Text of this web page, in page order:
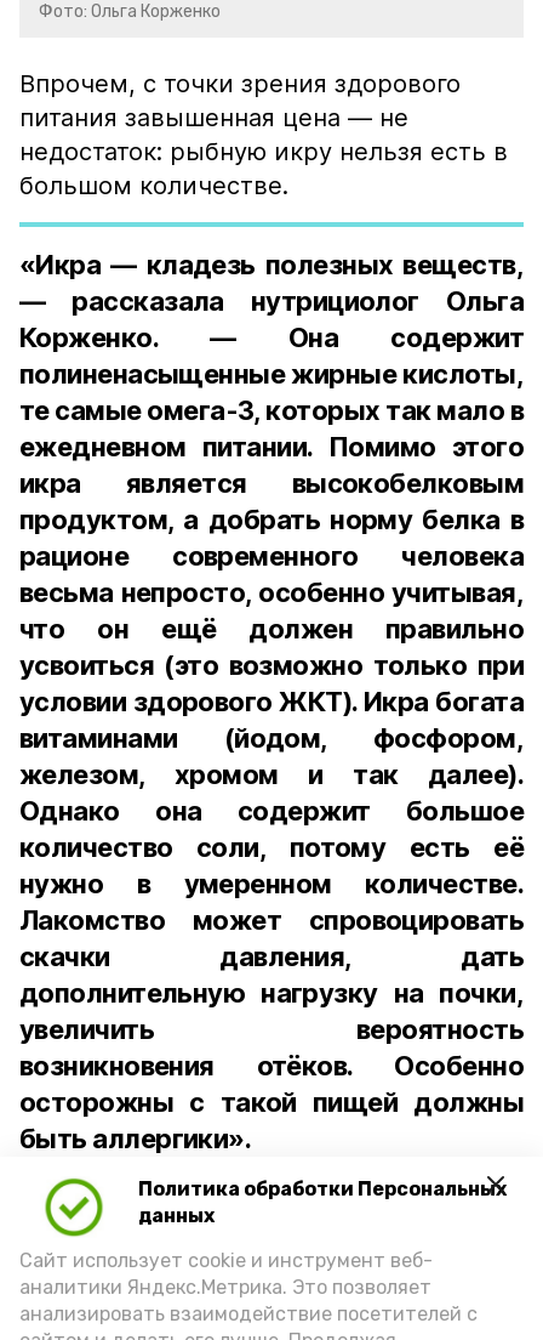
Политика обработки Персональных
данных
Сайт использует cookie и инструмент веб-
аналитики Яндекс.Метрика. Это позволяет
анализировать взаимодействие посетителей с
Фото: Ольга Корженко
Впрочем, с точки зрения здорового
питания завышенная цена — не
недостаток: рыбную икру нельзя есть в
большом количестве.
«Икра — кладезь полезных веществ,
— рассказала нутрициолог Ольга
Корженко. — Она содержит
полиненасыщенные жирные кислоты,
те самые омега-3, которых так мало в
ежедневном питании. Помимо этого
икра является высокобелковым
продуктом, а добрать норму белка в
рационе современного человека
весьма непросто, особенно учитывая,
что он ещё должен правильно
усвоиться (это возможно только при
условии здорового ЖКТ). Икра богата
витаминами (йодом, фосфором,
железом, хромом и так далее).
Однако она содержит большое
количество соли, потому есть её
нужно в умеренном количестве.
Лакомство может спровоцировать
скачки давления, дать
дополнительную нагрузку на почки,
увеличить вероятность
возникновения отёков. Особенно
осторожны с такой пищей должны
быть аллергики».
Для взрослого человека безопасной
порцией икры считается 30-50 граммов
(2-3 ложки). При этом следует обратить
внимание на хлеб, с которым она
подаётся: лучше выбирать